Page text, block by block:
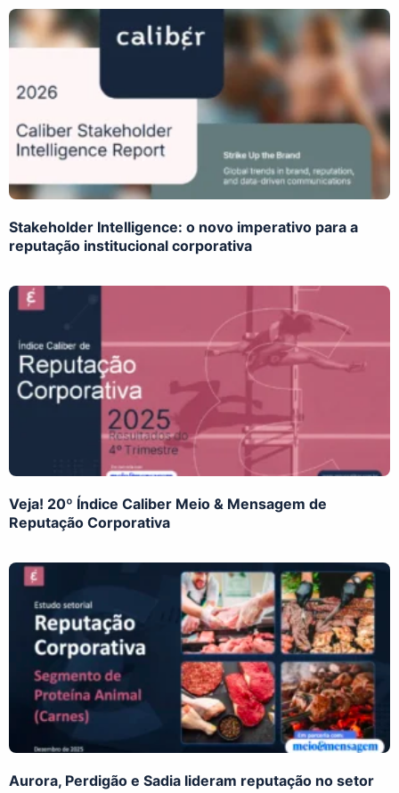
Stakeholder Intelligence: o novo imperativo para a
reputação institucional corporativa
Veja! 20º Índice Caliber Meio & Mensagem de
Reputação Corporativa
Aurora, Perdigão e Sadia lideram reputação no setor